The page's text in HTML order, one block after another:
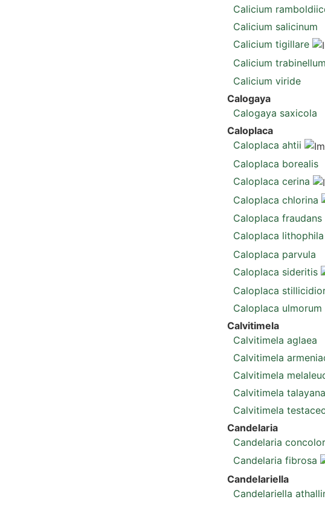
Calicium
Calicium salicinum
Calicium tigillare
Calicium trabinellum
Calicium viride
Calogaya
Calogaya saxicola
Caloplaca
Caloplaca ahtii
Caloplaca borealis
Caloplaca cerina
Caloplaca chlorina
Caloplaca fraudans
Caloplaca lithophila
Caloplaca parvula
Caloplaca sideritis
Caloplaca
Caloplaca ulmorum
Calvitimela
Calvitimela aglaea
Calvitimela
Calvitimela
Calvitimela talayana
Calvitimela
Candelaria
Candelaria concolor
Candelaria fibrosa
Candelariella
Candelariella